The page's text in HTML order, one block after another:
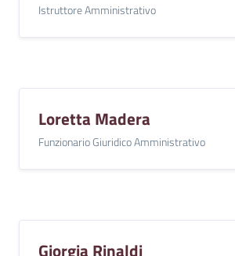
Istruttore Amministrativo
Loretta Madera
Funzionario Giuridico Amministrativo
Giorgia Rinaldi